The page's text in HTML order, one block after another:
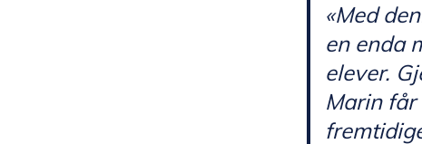
«Med
en enda
elever.
Marin får